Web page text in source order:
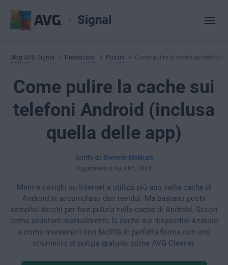
Signal
Blog AVG Signal Prestazioni Pulizia Come pulire la cache sui telefoni
Come pulire la cache sui
telefoni Android (inclusa
quella delle app)
Scritto da Domenic Molinaro
Aggiornato il April 05, 2024
Mentre navighi su Internet e utilizzi più app, nella cache di
Android si accumulano dati residui. Ma bastano pochi
semplici tocchi per fare pulizia nella cache di Android. Scopri
come svuotare manualmente la cache sui dispositivi Android
e come mantenerli con facilità in perfetta forma con uno
strumento di pulizia gratuito come AVG Cleaner.